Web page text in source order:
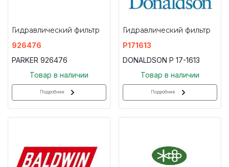
Гидравлический фильтр
926476
PARKER 926476
Товар в наличии
Подробнее
Гидравлический фильтр
P171613
DONALDSON P 17-1613
Товар в наличии
Подробнее